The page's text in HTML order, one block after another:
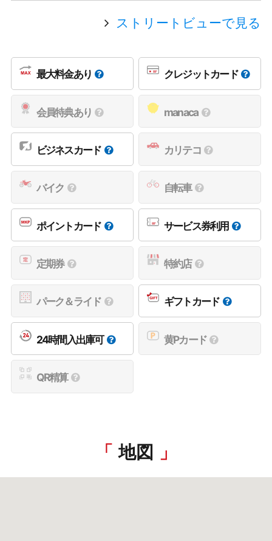
ストリートビューで見る
最大料金あり クレジットカード
会員特典あり manaca
ビジネスカード カリテコ
バイク 自転車
ポイントカード サービス券利用
定期券 特約店
パーク＆ライド ギフトカード
24時間入出庫可 黄Pカード
QR精算
地図